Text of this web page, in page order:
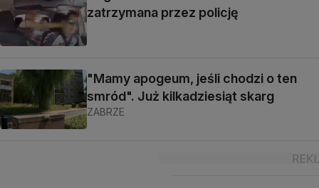
zatrzymana przez policję
"Mamy apogeum, jeśli chodzi o ten
smród". Już kilkadziesiąt skarg
ZABRZE